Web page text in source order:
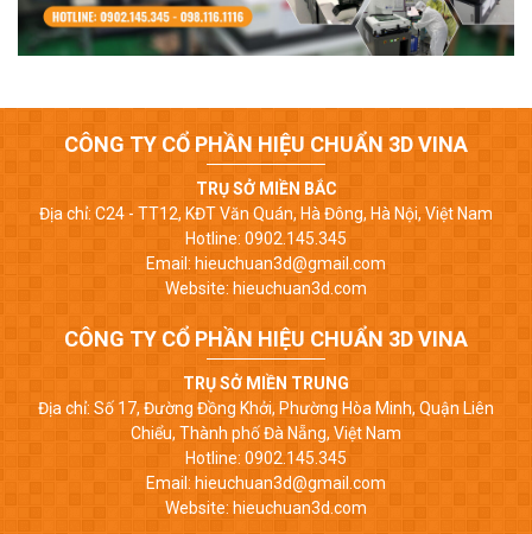
CÔNG TY CỔ PHẦN HIỆU CHUẨN 3D VINA
TRỤ SỞ MIỀN BẮC
Địa chỉ: C24 - TT12, KĐT Văn Quán, Hà Đông, Hà Nội, Việt Nam
Hotline: 0902.145.345
Email: hieuchuan3d@gmail.com
Website: hieuchuan3d.com
CÔNG TY CỔ PHẦN HIỆU CHUẨN 3D VINA
TRỤ SỞ MIỀN TRUNG
Địa chỉ: Số 17, Đường Đồng Khởi, Phường Hòa Minh, Quận Liên
Chiểu, Thành phố Đà Nẵng, Việt Nam
Hotline: 0902.145.345
Email: hieuchuan3d@gmail.com
Website: hieuchuan3d.com